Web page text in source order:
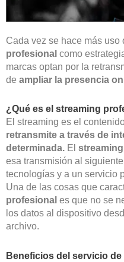
Cada vez se hace más uso
profesional como
marcas optan por la
de ampliar la presencia
¿Qué es el streaming
El streaming es el
retransmite a través de
determinada. El
esa transmisión al
tecnologías y a un servicio
Una de las cosas que
profesional es que no se
los datos al dispositivo
archivo.
Beneficios del servicio